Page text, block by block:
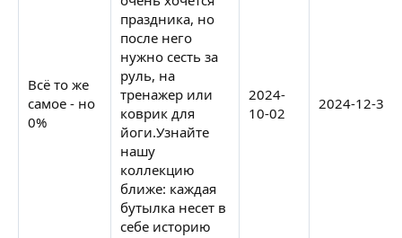
Всё то же
самое - но
0%
праздника, но
после него
нужно сесть за
руль, на
тренажер или
коврик для
йоги.Узнайте
нашу
коллекцию
ближе: каждая
бутылка несет в
себе историю
2024-
10-02
2024-12-31